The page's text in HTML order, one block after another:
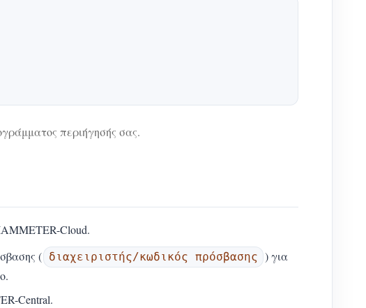
περιήγησής σας.
Cloud.
( διαχειριστής/κωδικός πρόσβασης ) για
Central.